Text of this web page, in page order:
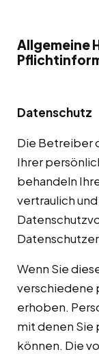
Allgemeine
Datenschutz
Die Betreiber
Ihrer
behandeln
vertraulich
Wenn Sie
verschiedene
erhoben.
mit denen
können. Die